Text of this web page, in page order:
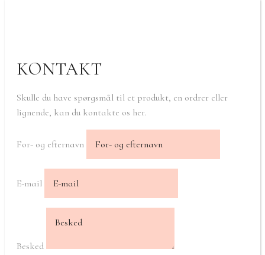
KONTAKT
Skulle du have spørgsmål til et produkt, en ordrer eller
lignende, kan du kontakte os her.
For- og efternavn
E-mail
Besked